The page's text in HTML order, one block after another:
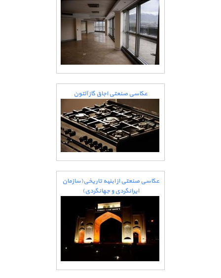
عکاسی صنعتی اجاق گاز آلتون
عکاسی صنعتی از ابنیه تاریخی(سازمان
ایرانگردی و جهانگردی)